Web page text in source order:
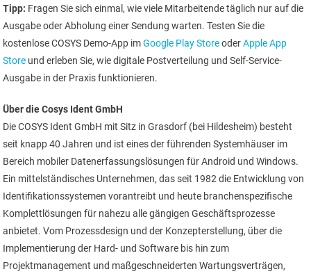
Tipp: Fragen Sie sich einmal, wie viele Mitarbeitende täglich nur auf die
Ausgabe oder Abholung einer Sendung warten. Testen Sie die
kostenlose COSYS Demo-App imGoogle Play StoreoderApple App
Store und erleben Sie, wie digitale Postverteilung und Self-Service-
Ausgabe in der Praxis funktionieren.
Über die Cosys Ident GmbH
Die COSYS Ident GmbH mit Sitz in Grasdorf (bei Hildesheim) besteht
seit knapp 40 Jahren und ist eines der führenden Systemhäuser im
Bereich mobiler Datenerfassungslösungen für Android und Windows.
Ein mittelständisches Unternehmen, das seit 1982 die Entwicklung von
Identifikationssystemen vorantreibt und heute branchenspezifische
Komplettlösungen für nahezu alle gängigen Geschäftsprozesse
anbietet. Vom Prozessdesign und der Konzepterstellung, über die
Implementierung der Hard- und Software bis hin zum
Projektmanagement und maßgeschneiderten Wartungsverträgen,